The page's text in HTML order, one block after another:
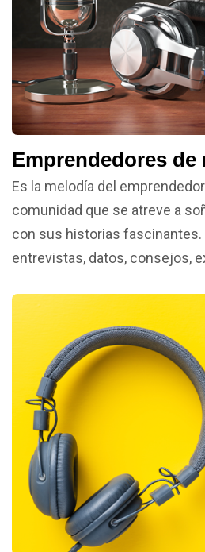
Emprendedores de
Es la melodía del
comunidad que se atreve a
con sus historias fascinantes.
entrevistas, datos, consejos,